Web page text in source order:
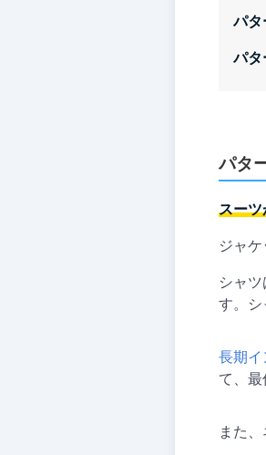
パ
パタ
パタ
スーツ
ジャ
シャ
す。シ
長期イ
て、最
また